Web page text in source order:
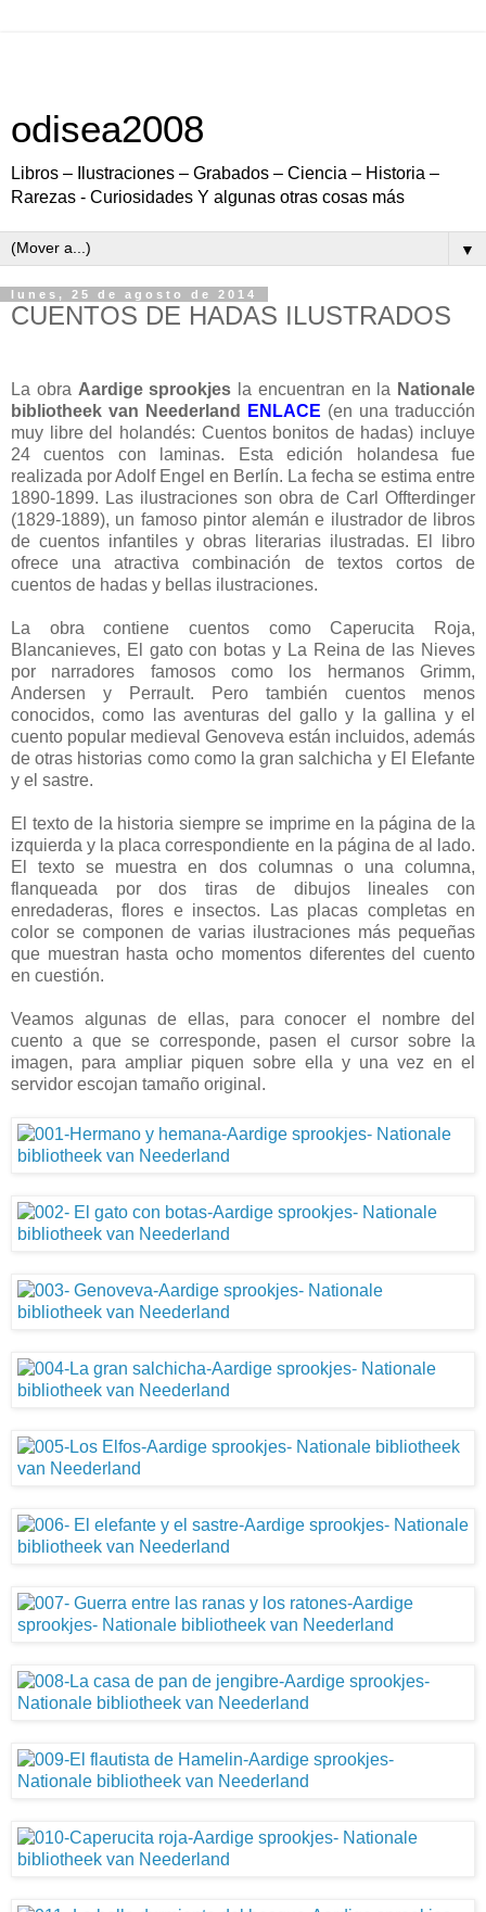
odisea2008
Libros – Ilustraciones – Grabados – Ciencia – Historia –
Rarezas - Curiosidades Y algunas otras cosas más
▼
lunes, 25 de agosto de 2014
CUENTOS DE HADAS ILUSTRADOS
La obra Aardige sprookjes la encuentran en la Nationale
bibliotheek van Neederland
ENLACE (en una traducción
muy libre del holandés: Cuentos bonitos de hadas) incluye
24 cuentos con laminas. Esta edición holandesa fue
realizada por Adolf Engel en Berlín. La fecha se estima entre
1890-1899. Las ilustraciones son obra de Carl Offterdinger
(1829-1889), un famoso pintor alemán e ilustrador de libros
de cuentos infantiles y obras literarias ilustradas. El libro
ofrece una atractiva combinación de textos cortos de
cuentos de hadas y bellas ilustraciones.
La obra contiene cuentos como Caperucita Roja,
Blancanieves, El gato con botas y La Reina de las Nieves
por narradores famosos como los hermanos Grimm,
Andersen y Perrault. Pero también cuentos menos
conocidos, como las aventuras del gallo y la gallina y el
cuento popular medieval Genoveva están incluidos, además
de otras historias como como la gran salchicha y El Elefante
y el sastre.
El texto de la historia siempre se imprime en la página de la
izquierda y la placa correspondiente en la página de al lado.
El texto se muestra en dos columnas o una columna,
flanqueada por dos tiras de dibujos lineales con
enredaderas, flores e insectos. Las placas completas en
color se componen de varias ilustraciones más pequeñas
que muestran hasta ocho momentos diferentes del cuento
en cuestión.
Veamos algunas de ellas, para conocer el nombre del
cuento a que se corresponde, pasen el cursor sobre la
imagen, para ampliar piquen sobre ella y una vez en el
servidor escojan tamaño original.